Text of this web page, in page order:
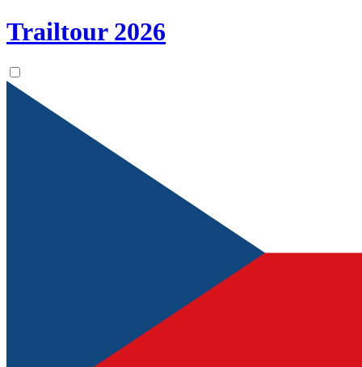
Trailtour 2026